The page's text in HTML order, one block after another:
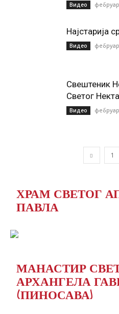
Видео
Најстарија
Видео
Свештеник
Светог
Видео
1
ХРАМ СВЕТОГ
ПАВЛА
МАНАСТИР
АРХАНГЕЛА
(ПИНОСАВА)